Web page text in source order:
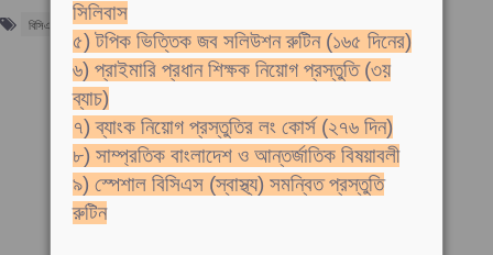
বিসিএস
সিলিবাস
৫) টপিক ভিত্তিক জব সলিউশন রুটিন (১৬৫ দিনের)
৬) প্রাইমারি প্রধান শিক্ষক নিয়োগ প্রস্তুতি (৩য়
ব্যাচ)
৭) ব্যাংক নিয়োগ প্রস্তুতির লং কোর্স (২৭৬ দিন)
৮) সাম্প্রতিক বাংলাদেশ ও আন্তর্জাতিক বিষয়াবলী
৯) স্পেশাল বিসিএস (স্বাস্থ্য) সমন্বিত প্রস্তুতি
রুটিন